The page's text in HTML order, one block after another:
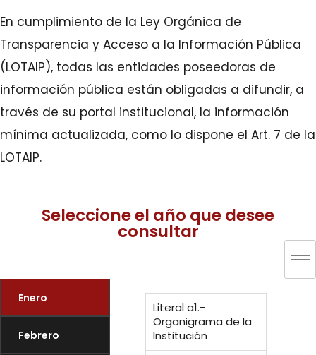
En cumplimiento de la Ley Orgánica de
Transparencia y Acceso a la Información Pública
(LOTAIP), todas las entidades poseedoras de
información pública están obligadas a difundir, a
través de su portal institucional, la información
mínima actualizada, como lo dispone el Art. 7 de la
LOTAIP.
Seleccione el año que desee
consultar
Enero
Febrero
Literal a1.-
Organigrama de la
Institución